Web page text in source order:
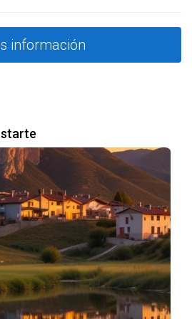
sobre usuarios interesados
de que se pongan en
a ajustar tu estrategia de
del cliente potencial.
herramientas pueden transformar
o alquiler, compartimos tres casos
efectividad.
de un piso en Abrera
información